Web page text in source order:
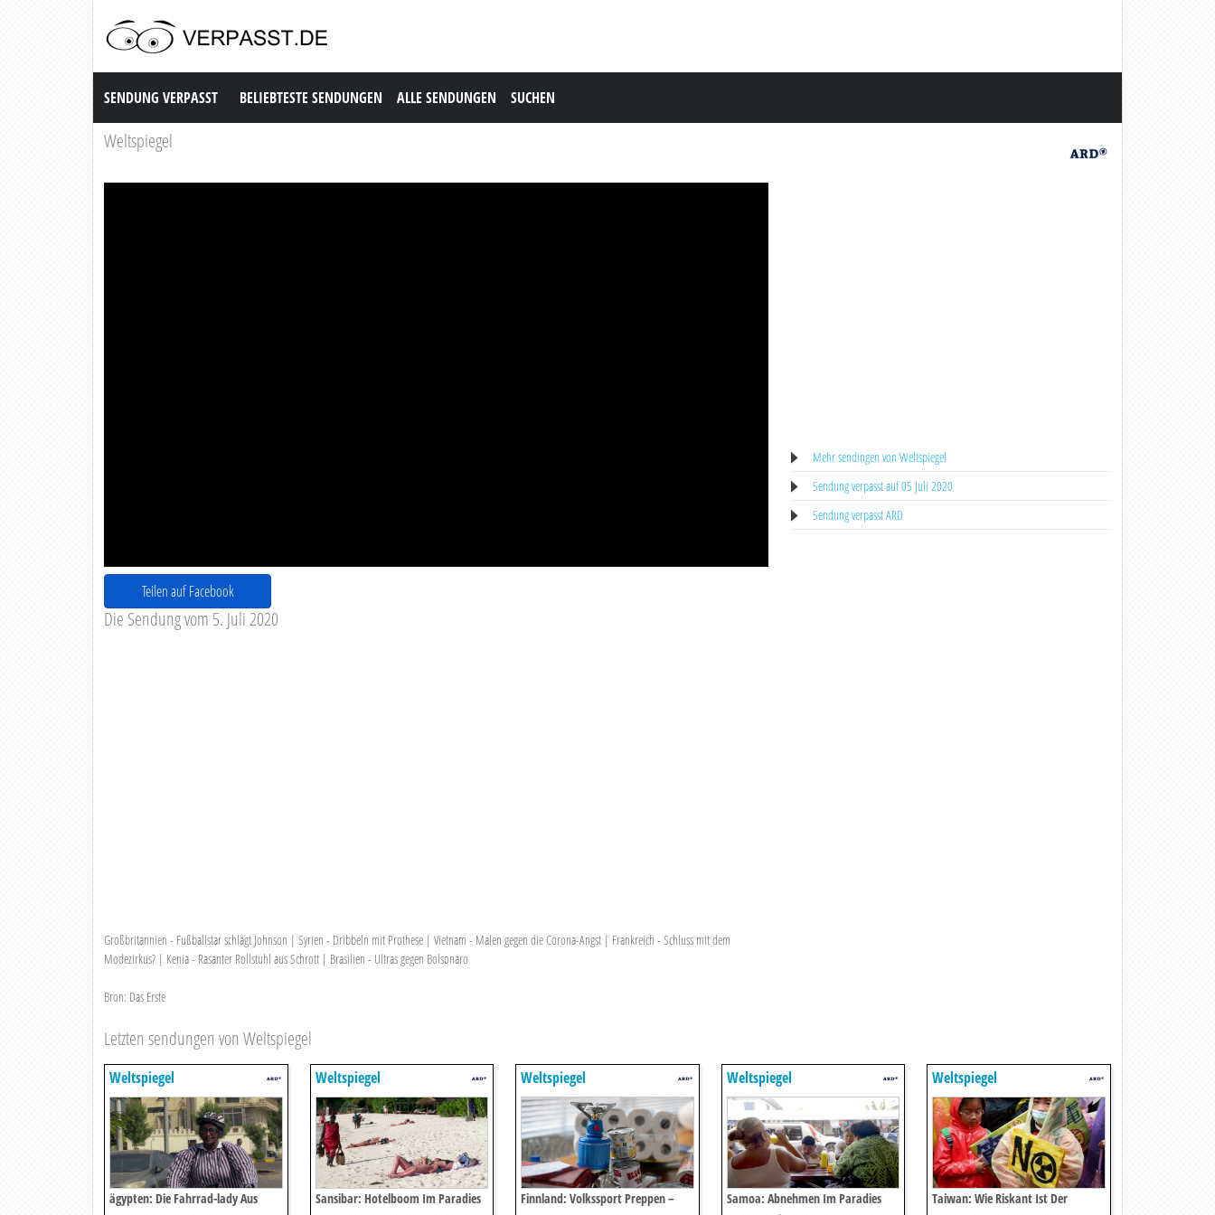
Sendung Verpasst
SENDUNG VERPASST BELIEBTESTE SENDUNGEN ALLE SENDUNGEN SUCHEN
Weltspiegel
Teilen auf Facebook
Die Sendung vom 5. Juli 2020
Großbritannien - Fußballstar schlägt Johnson | Syrien - Dribbeln mit Prothese | Vietnam - Malen gegen die Corona-Angst | Frankreich - Schluss mit dem
Modezirkus? | Kenia - Rasanter Rollstuhl aus Schrott | Brasilien - Ultras gegen Bolsonaro
Bron: Das Erste
Mehr sendingen von Weltspiegel
Sendung verpasst auf 05 Juli 2020
Sendung verpasst ARD
Letzten sendungen von Weltspiegel
Weltspiegel
ägypten: Die Fahrrad-lady Aus
Weltspiegel
Sansibar: Hotelboom Im Paradies
Weltspiegel
Finnland: Volkssport Preppen –
Weltspiegel
Samoa: Abnehmen Im Paradies
Weltspiegel
Taiwan: Wie Riskant Ist Der